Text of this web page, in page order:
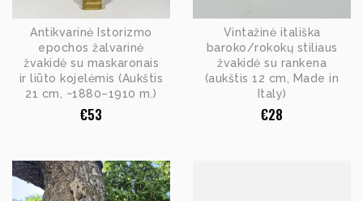
Antikvarinė Istorizmo
epochos žalvarinė
žvakidė su maskaronais
ir liūto kojelėmis (Aukštis
21 cm, ~1880–1910 m.)
€53
Vintažinė itališka
baroko/rokokų stiliaus
žvakidė su rankena
(aukštis 12 cm, Made in
Italy)
€28